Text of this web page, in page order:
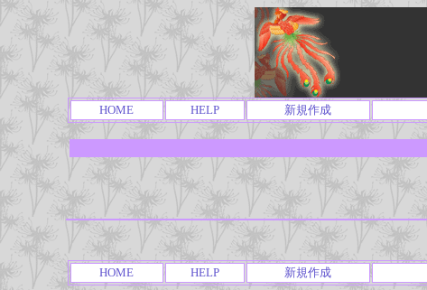
HOME HELP 新規作成
HOME HELP 新規作成